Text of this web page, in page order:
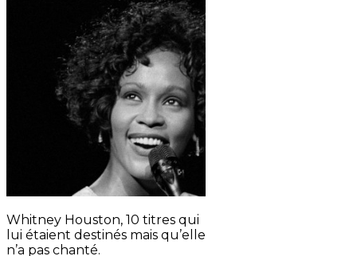
Whitney Houston, 10 titres qui
lui étaient destinés mais qu’elle
n’a pas chanté.